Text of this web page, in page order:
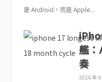
是 Android，而是 Apple...
艦
奏
2026 年 6